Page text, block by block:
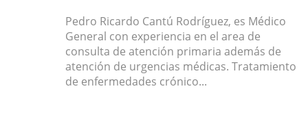
Pedro Ricardo Cantú Rodríguez, es Médico
General con experiencia en el area de
consulta de atención primaria además de
atención de urgencias médicas. Tratamiento
de enfermedades crónico...